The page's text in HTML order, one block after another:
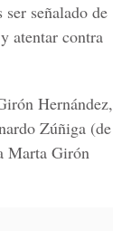
señalado de
atentar contra
Hernández,
Zúñiga (de
Marta Girón